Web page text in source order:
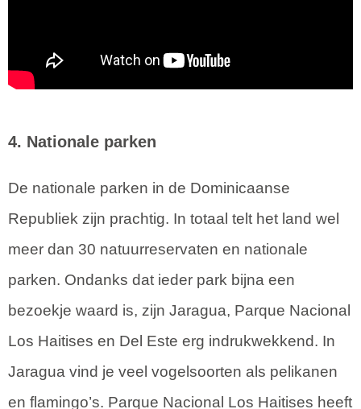
4. Nationale parken
De nationale parken in de Dominicaanse
Republiek zijn prachtig. In totaal telt het land wel
meer dan 30 natuurreservaten en nationale
parken. Ondanks dat ieder park bijna een
bezoekje waard is, zijn Jaragua, Parque Nacional
Los Haitises en Del Este erg indrukwekkend. In
Jaragua vind je veel vogelsoorten als pelikanen
en flamingo’s. Parque Nacional Los Haitises heeft